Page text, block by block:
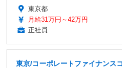
東京都
月給31万円～42万円
正社員
東京/コーポレートファイナンス